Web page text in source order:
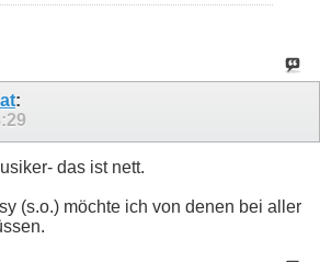
:
das ist nett.
(s.o.) möchte ich von denen bei aller